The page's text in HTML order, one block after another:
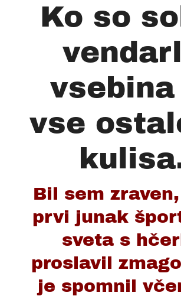
Ko so
vse
Bil sem
prvi junak
sveta s
proslavil
je spomnil